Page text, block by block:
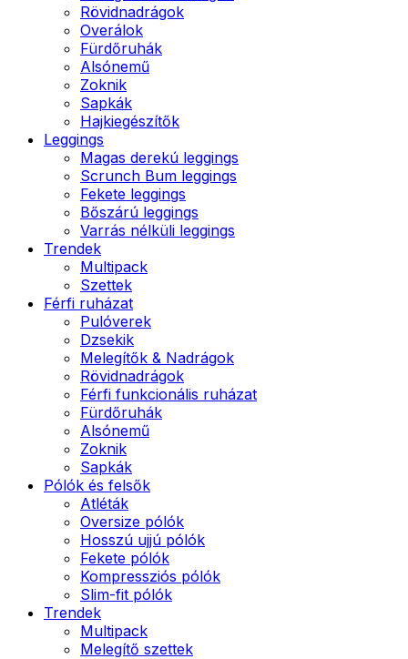
Rövidnadrágok
Overálok
Fürdőruhák
Alsónemű
Zoknik
Sapkák
Hajkiegészítők
Leggings
Magas derekú leggings
Scrunch Bum leggings
Fekete leggings
Bőszárú leggings
Varrás nélküli leggings
Trendek
Multipack
Szettek
Férfi ruházat
Pulóverek
Dzsekik
Melegítők & Nadrágok
Rövidnadrágok
Férfi funkcionális ruházat
Fürdőruhák
Alsónemű
Zoknik
Sapkák
Pólók és felsők
Atléták
Oversize pólók
Hosszú ujjú pólók
Fekete pólók
Kompressziós pólók
Slim-fit pólók
Trendek
Multipack
Melegítő szettek